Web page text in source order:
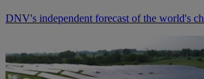
DNV's independent forecast of the world's